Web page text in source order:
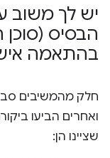
יש לך משוב
הבסיס
בהתאמה
חלק מהמשיבים
ואחרים הביעו
שציינו הן: